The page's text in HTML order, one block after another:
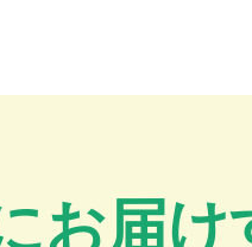
お届け